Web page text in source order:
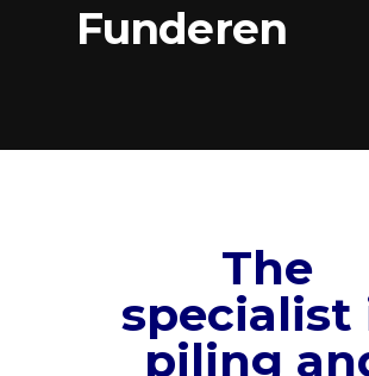
Funderen
The
specialist
piling